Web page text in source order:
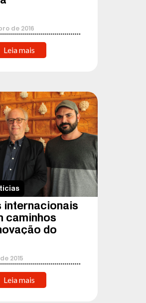
de 2016
Leia mais
internacionais
caminhos
do
de 2015
Leia mais